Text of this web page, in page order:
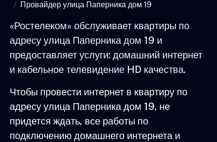
Провайдер улица Паперника дом 19
«Ростелеком» обслуживает квартиры по
адресу улица Паперника дом 19 и
предоставляет услуги: домашний интернет
и кабельное телевидение HD качества.
Чтобы провести интернет в квартиру по
адресу улица Паперника дом 19, не
придется ждать, все работы по
подключению домашнего интернета и